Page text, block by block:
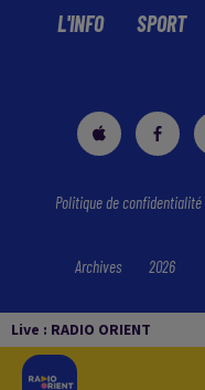
Live : RADIO ORIENT
L'INFO SPORT
Politique de confidentialité
Archives 2026